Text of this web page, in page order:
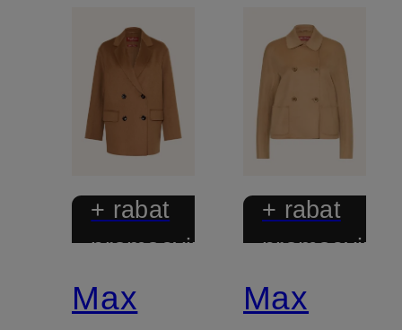
+ rabat
promocyjny
Max
+ rabat
promocyjny
Max